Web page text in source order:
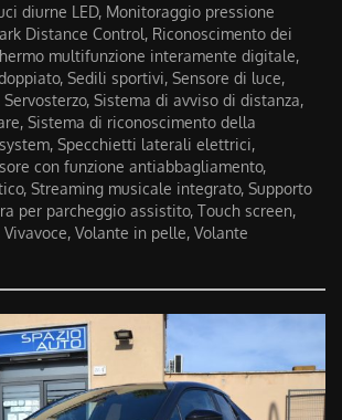
diurne LED, Monitoraggio pressione
Distance Control, Riconoscimento dei
multifunzione interamente digitale,
Sedili sportivi, Sensore di luce,
Sistema di avviso di distanza,
Sistema di riconoscimento della
Specchietti laterali elettrici,
con funzione antiabbagliamento,
Streaming musicale integrato, Supporto
per parcheggio assistito, Touch screen,
Vivavoce, Volante in pelle, Volante